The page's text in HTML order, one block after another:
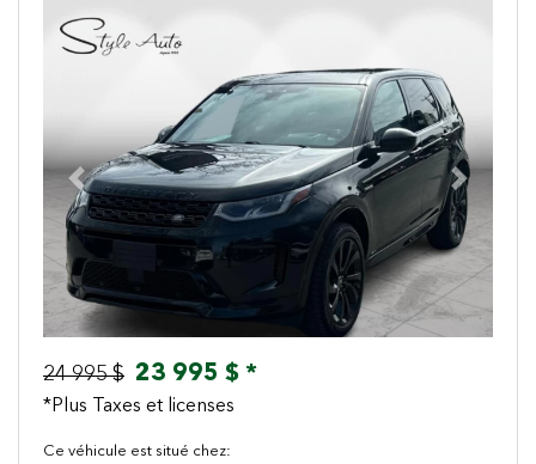
Previous Next
24 995 $ 23 995 $ *
*Plus Taxes et licenses
Ce véhicule est situé chez: